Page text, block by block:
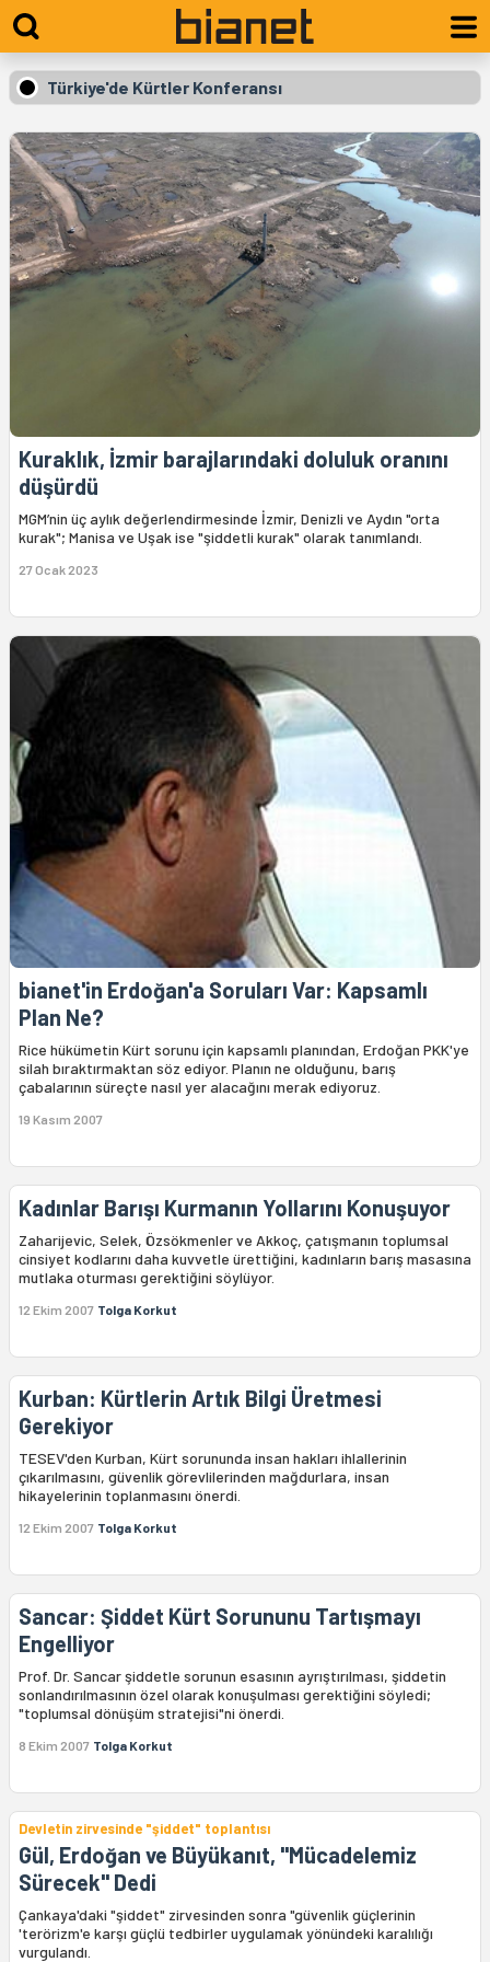
Türkiye'de Kürtler Konferansı
Kuraklık, İzmir barajlarındaki doluluk oranını
düşürdü
MGM’nin üç aylık değerlendirmesinde İzmir, Denizli ve Aydın "orta
kurak"; Manisa ve Uşak ise "şiddetli kurak" olarak tanımlandı.
27 Ocak 2023
bianet'in Erdoğan'a Soruları Var: Kapsamlı
Plan Ne?
Rice hükümetin Kürt sorunu için kapsamlı planından, Erdoğan PKK'ye
silah bıraktırmaktan söz ediyor. Planın ne olduğunu, barış
çabalarının süreçte nasıl yer alacağını merak ediyoruz.
19 Kasım 2007
Kadınlar Barışı Kurmanın Yollarını Konuşuyor
Zaharijevic, Selek, Özsökmenler ve Akkoç, çatışmanın toplumsal
cinsiyet kodlarını daha kuvvetle ürettiğini, kadınların barış masasına
mutlaka oturması gerektiğini söylüyor.
12 Ekim 2007 Tolga Korkut
Kurban: Kürtlerin Artık Bilgi Üretmesi
Gerekiyor
TESEV'den Kurban, Kürt sorununda insan hakları ihlallerinin
çıkarılmasını, güvenlik görevlilerinden mağdurlara, insan
hikayelerinin toplanmasını önerdi.
12 Ekim 2007 Tolga Korkut
Sancar: Şiddet Kürt Sorununu Tartışmayı
Engelliyor
Prof. Dr. Sancar şiddetle sorunun esasının ayrıştırılması, şiddetin
sonlandırılmasının özel olarak konuşulması gerektiğini söyledi;
"toplumsal dönüşüm stratejisi"ni önerdi.
8 Ekim 2007 Tolga Korkut
Devletin zirvesinde "şiddet" toplantısı
Gül, Erdoğan ve Büyükanıt, "Mücadelemiz
Sürecek" Dedi
Çankaya'daki "şiddet" zirvesinden sonra "güvenlik güçlerinin
'terörizm'e karşı güçlü tedbirler uygulamak yönündeki karalılığı
vurgulandı.